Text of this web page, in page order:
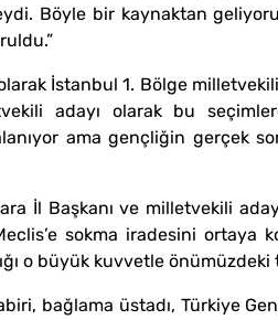
Böyle bir kaynaktan
İstanbul 1. Bölge
adayı olarak bu
ama gençliğin gerçek
İl Başkanı ve milletvekili
sokma iradesini ortaya
o büyük kuvvetle önümüzdeki
bağlama üstadı, Türkiye